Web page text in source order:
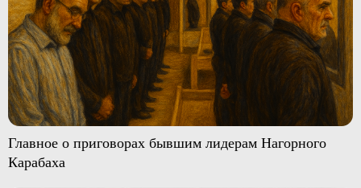
Главное о приговорах бывшим лидерам Нагорного
Карабаха